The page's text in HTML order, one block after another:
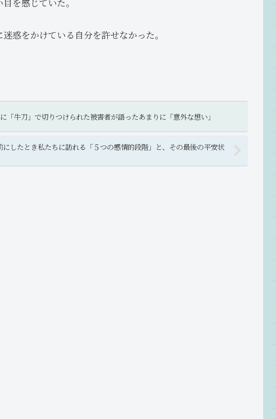
を感じていた。
惑をかけている自分を許せなかった。
「牛刀」で切りつけられた被害者が語ったあまりに「意外な想い」
したとき私たちに訪れる「５つの感情的段階」と、その最後の平安状